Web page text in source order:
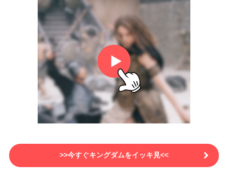
>>今すぐキングダムをイッキ見<<